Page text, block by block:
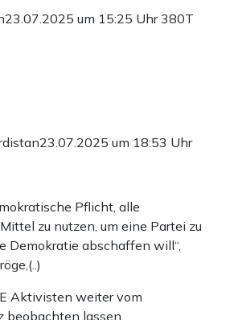
23.07.2025 um 15:25 Uhr380T
23.07.2025 um 18:53 Uhr
Pflicht, alle
zu nutzen, um eine Partei zu
Demokratie abschaffen will“,
Aktivisten weiter vom
beobachten lassen